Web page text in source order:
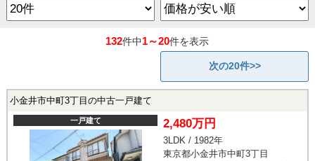
132件中1～20件を表示
次の20件>>
小金井市中町3丁目の中古一戸建て
一戸建て 2,480万円
3LDK / 1982年
東京都小金井市中町3丁目